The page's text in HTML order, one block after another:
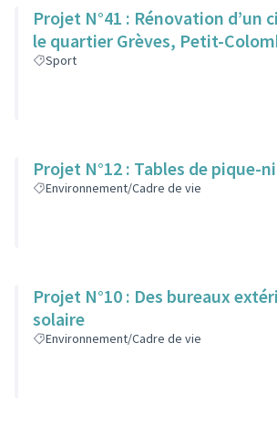
Projet N°41 : Rénovation d’un
le quartier Grèves, Petit-
Sport
Projet N°12 : Tables de pique-
Environnement/Cadre de vie
Projet N°10 : Des bureaux
solaire
Environnement/Cadre de vie